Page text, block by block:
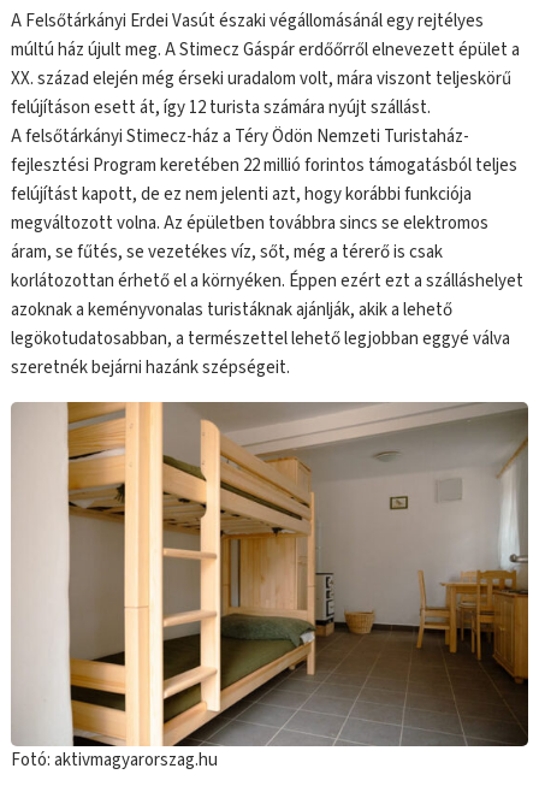
A Felsőtárkányi Erdei Vasút északi végállomásánál egy rejtélyes
múltú ház újult meg. A Stimecz Gáspár erdőőrről elnevezett épület a
XX. század elején még érseki uradalom volt, mára viszont teljeskörű
felújításon esett át, így 12 turista számára nyújt szállást.
A felsőtárkányi Stimecz-ház a Téry Ödön Nemzeti Turistaház-
fejlesztési Program keretében 22 millió forintos támogatásból teljes
felújítást kapott, de ez nem jelenti azt, hogy korábbi funkciója
megváltozott volna. Az épületben továbbra sincs se elektromos
áram, se fűtés, se vezetékes víz, sőt, még a térerő is csak
korlátozottan érhető el a környéken. Éppen ezért ezt a szálláshelyet
azoknak a keményvonalas turistáknak ajánlják, akik a lehető
legökotudatosabban, a természettel lehető legjobban eggyé válva
szeretnék bejárni hazánk szépségeit.
Fotó: aktivmagyarorszag.hu